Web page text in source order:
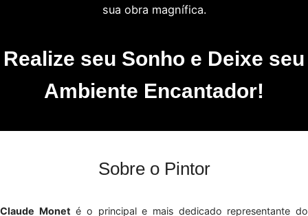
sua obra magnífica.
Realize seu Sonho e Deixe seu
Ambiente Encantador!
Sobre o Pintor
Claude Monet é o principal e mais dedicado representante do